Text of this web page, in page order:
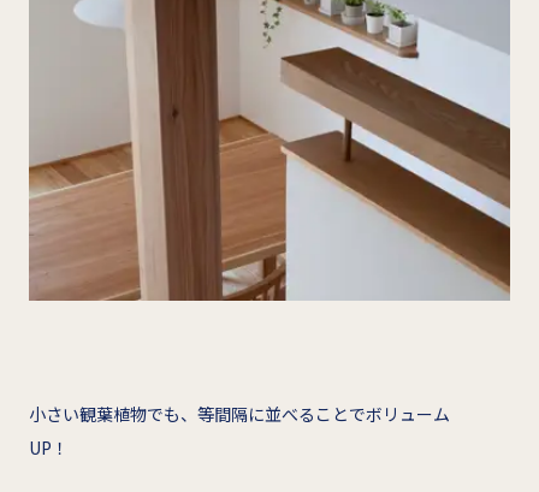
小さい観葉植物でも、等間隔に並べることでボリューム
UP！